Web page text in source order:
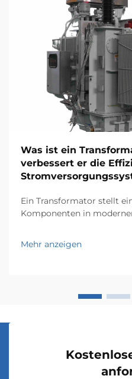
Was ist ein
verbessert er die
Ein Transformator stellt
Komponenten in
Grundlage für eine
-verteilung über große
Mehr anzeigen